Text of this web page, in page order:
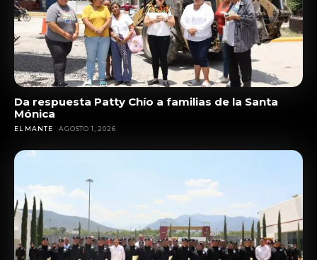
Da respuesta Patty Chío a familias de la Santa
Mónica
EL MANTE AGOSTO 1, 2026